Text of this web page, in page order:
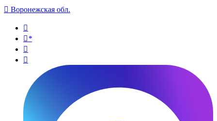
 Воронежская обл.

*

